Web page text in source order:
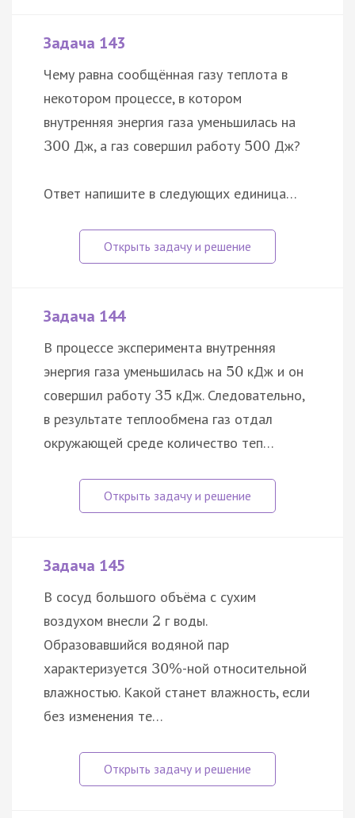
Задача 143
Чему равна сообщённая газу теплота в
некотором процессе, в котором
внутренняя энергия газа уменьшилась на
300 Дж, а газ совершил работу 500 Дж?
Ответ напишите в следующих единица…
Задача 144
В процессе эксперимента внутренняя
энергия газа уменьшилась на 50 кДж и он
совершил работу 35 кДж. Следовательно,
в результате теплообмена газ отдал
окружающей среде количество теп…
Задача 145
В сосуд большого объёма с сухим
воздухом внесли 2 г воды.
Образовавшийся водяной пар
характеризуется 30%-ной относительной
влажностью. Какой станет влажность, если
без изменения те…